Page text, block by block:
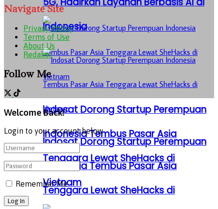
Indosat Dorong Startup Perempuan
Indonesia Tembus Pasar Asia
Tenggara Lewat SheHacks di
Vietnam
Indonesia
Indosat Dorong Startup Perempuan
Indonesia Tembus Pasar Asia
Tenggara Lewat SheHacks di
Navigate Site
Privacy Policy
Terms of Use
About Us
Redaksi
Follow Me
Welcome Back!
Login to your account below
Remember Me